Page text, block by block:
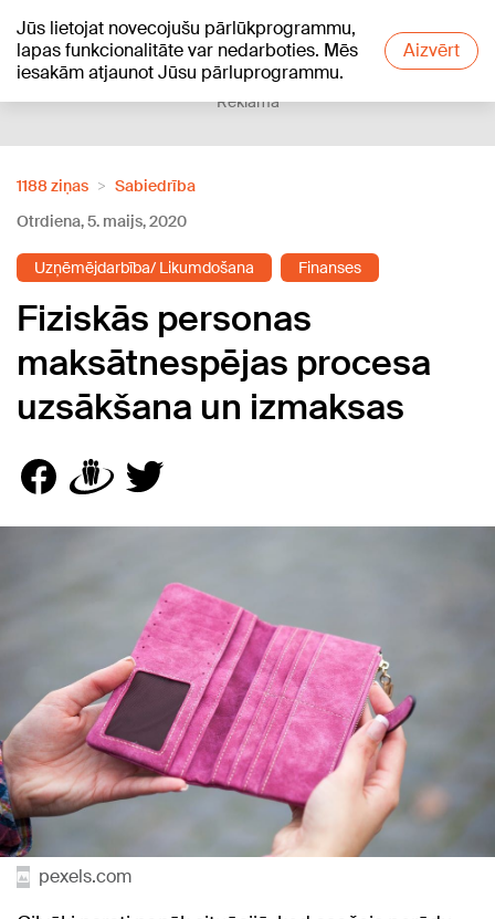
Jūs lietojat novecojušu pārlūkprogrammu,
lapas funkcionalitāte var nedarboties. Mēs
iesakām atjaunot Jūsu pārluprogrammu.
Aizvērt
+20°C
Reklāma
1188 ziņas
Sabiedrība
Otrdiena, 5. maijs, 2020
Uzņēmējdarbība/ Likumdošana Finanses
Fiziskās personas
maksātnespējas procesa
uzsākšana un izmaksas
pexels.com